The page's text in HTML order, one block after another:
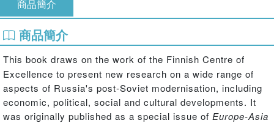
商品簡介
商品簡介
This book draws on the work of the Finnish Centre of
Excellence to present new research on a wide range of
aspects of Russia's post-Soviet modernisation, including
economic, political, social and cultural developments. It
was originally published as a special issue of Europe-Asia